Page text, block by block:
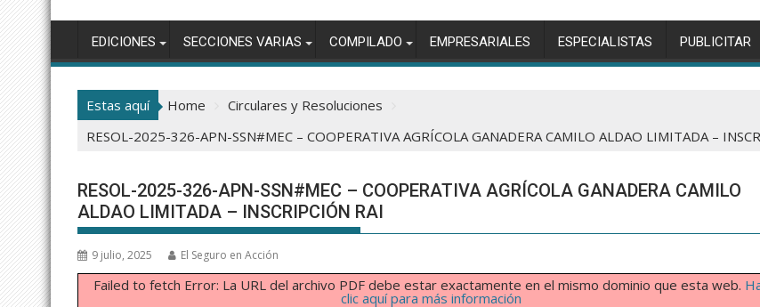
EDICIONES SECCIONES VARIAS COMPILADO EMPRESARIALES ESPECIALISTAS PUBLICITAR
Estas aquí Home
Circulares y Resoluciones
RESOL-2025-326-APN-SSN#MEC – COOPERATIVA AGRÍCOLA GANADERA CAMILO ALDAO LIMITADA –
RESOL-2025-326-APN-SSN#MEC – COOPERATIVA AGRÍCOLA GANADERA CAMILO
ALDAO LIMITADA – INSCRIPCIÓN RAI
9 julio, 2025 El Seguro en Acción
Failed to fetch Error: La URL del archivo PDF debe estar exactamente en el mismo dominio que esta web.
clic aquí para más información